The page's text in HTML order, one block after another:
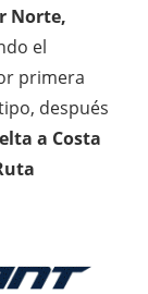
Norte,
el
primera
después
a Costa